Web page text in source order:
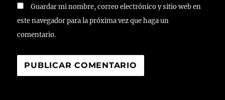
Guardar mi nombre, correo electrónico y sitio web en
este navegador para la próxima vez que haga un
comentario.